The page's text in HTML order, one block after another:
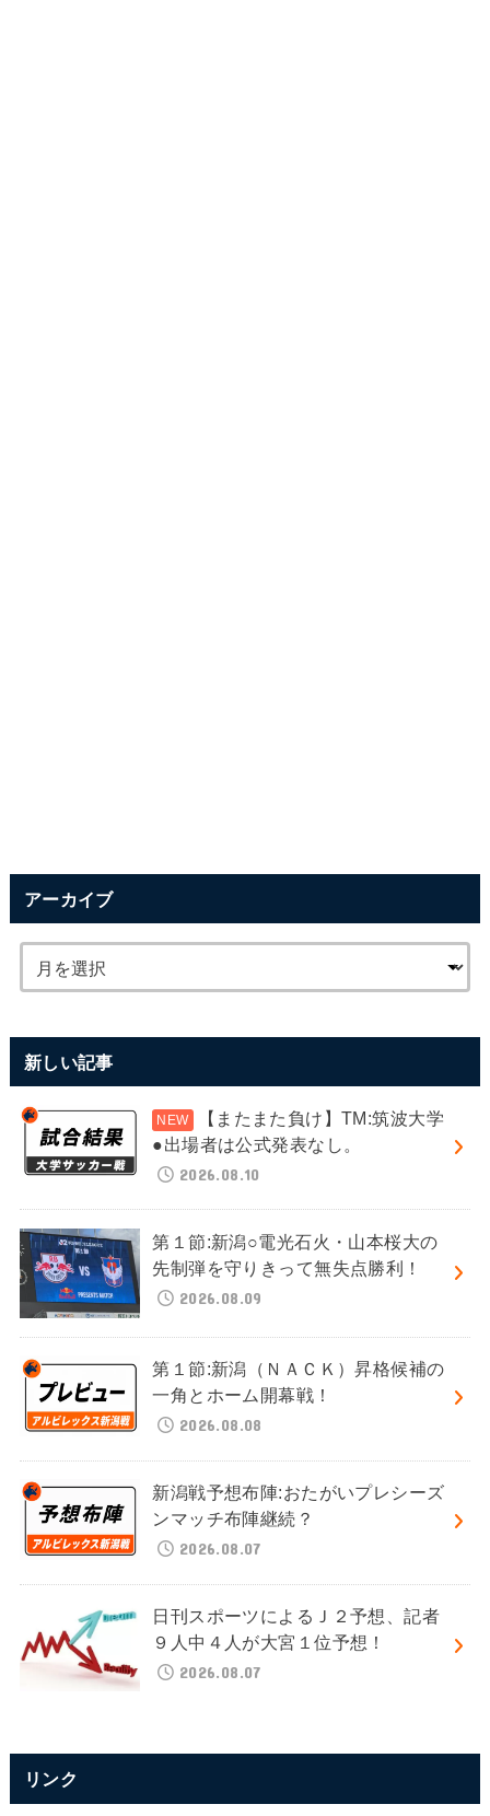
アーカイブ
新しい記事
【またまた負け】TM:筑波大学
●出場者は公式発表なし。
2026.08.10
第１節:新潟○電光石火・山本桜大の
先制弾を守りきって無失点勝利！
2026.08.09
第１節:新潟（ＮＡＣＫ）昇格候補の
一角とホーム開幕戦！
2026.08.08
新潟戦予想布陣:おたがいプレシーズ
ンマッチ布陣継続？
2026.08.07
日刊スポーツによるＪ２予想、記者
９人中４人が大宮１位予想！
2026.08.07
リンク